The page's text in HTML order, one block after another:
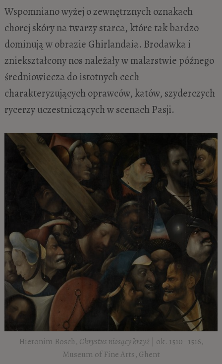
Wspomniano wyżej o zewnętrznych oznakach
chorej skóry na twarzy starca, które tak bardzo
dominują w obrazie Ghirlandaia. Brodawka i
zniekształcony nos należały w malarstwie późnego
średniowiecza do istotnych cech
charakteryzujących oprawców, katów, szyderczych
rycerzy uczestniczących w scenach Pasji.
Hieronim Bosch, Chrystus niosący krzyż | ok. 1510–1516,
Museum of Fine Arts, Ghent